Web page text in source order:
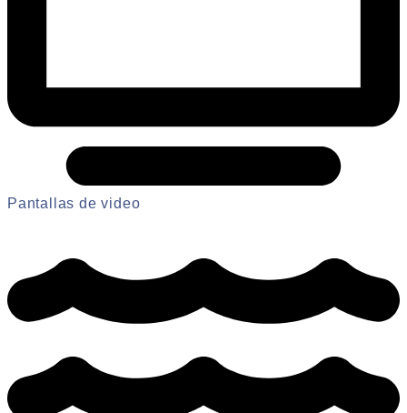
Pantallas de video